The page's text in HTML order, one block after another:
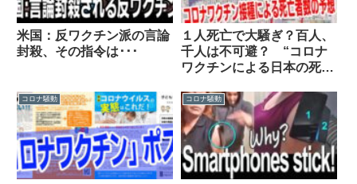
米国：反ワクチン派の言論
封殺、その指令は･･･
１人死亡で大騒ぎ？百人、
千人は不可避？ “コロナ
ワクチンによる日本の死亡
コロナ騒動 コロナ騒動